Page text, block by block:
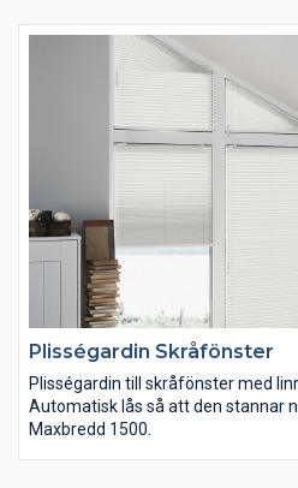
Plisségardin Skråfönster
Plisségardin till skråfönster med
Automatisk lås så att den stannar
Maxbredd 1500.